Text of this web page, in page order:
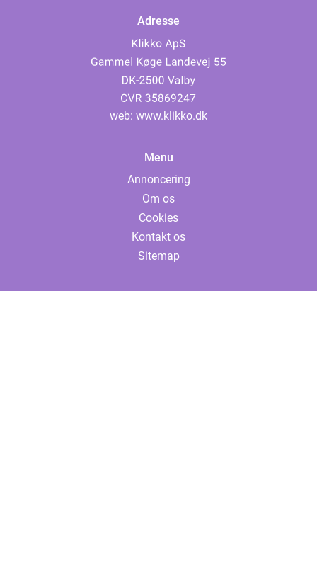
Adresse
web: www.klikko.dk
Menu
Annoncering
Om os
Cookies
Kontakt os
Sitemap